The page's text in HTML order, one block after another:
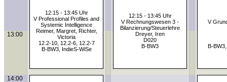
12:15 - 13:45 Uhr
V Professional Profiles and
Systemic Intelligence
Reimer, Margret, Richter,
Victoria
12.2-10, 12.2-6, 12.2-7
B-BW3, IndieS-WiSe
12:15 - 13:45 Uhr
V Rechnungswesen 3 -
Bilanzierung/Steuerlehre
Dreyer, Iren
D020
B-BW3
V
B-
13:00
14:00